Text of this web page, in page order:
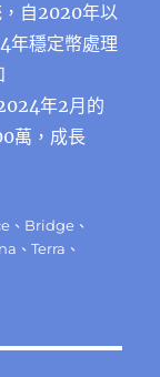
自2020年以
年穩定幣處理
年2月的
萬，成長
、 Bridge 、
、Terra 、